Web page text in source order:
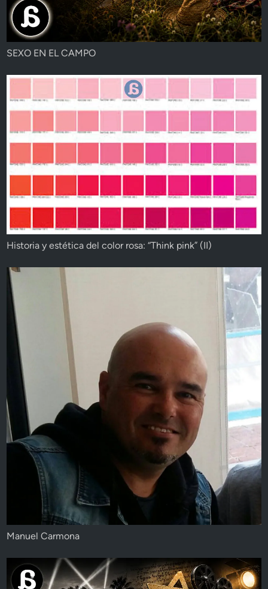
SEXO EN EL CAMPO
Historia y estética del color rosa: “Think pink” (II)
Manuel Carmona